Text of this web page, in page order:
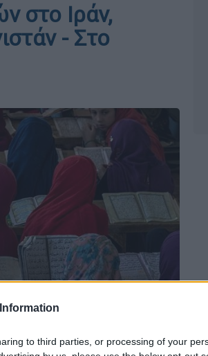
to third parties, or processing of your
στο Ιράν,
- Στο